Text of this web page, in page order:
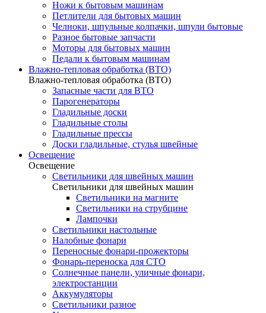
Ножи к бытовым машинам
Петлители для бытовых машин
Челноки, шпульные колпачки, шпули бытовые
Разное бытовые запчасти
Моторы для бытовых машин
Педали к бытовым машинам
Влажно-тепловая обработка (ВТО)
Влажно-тепловая обработка (ВТО)
Запасные части для ВТО
Парогенераторы
Гладильные доски
Гладильные столы
Гладильные прессы
Доски гладильные, стулья швейные
Освещение
Освещение
Светильники для швейных машин
Светильники для швейных машин
Светильники на магните
Светильники на струбцине
Лампочки
Светильники настольные
Налобные фонари
Переносные фонари-прожекторы
Фонарь-переноска для СТО
Солнечные панели, уличные фонари,
электростанции
Аккумуляторы
Светильники разное